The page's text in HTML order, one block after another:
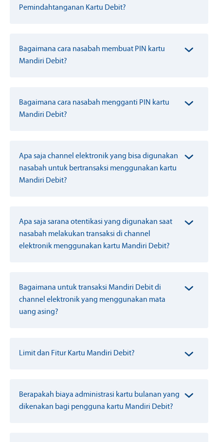
Pemindahtanganan Kartu Debit?
Bagaimana cara nasabah membuat PIN kartu
Mandiri Debit?
Bagaimana cara nasabah mengganti PIN kartu
Mandiri Debit?
Apa saja channel elektronik yang bisa digunakan
nasabah untuk bertransaksi menggunakan kartu
Mandiri Debit?
Apa saja sarana otentikasi yang digunakan saat
nasabah melakukan transaksi di channel
elektronik menggunakan kartu Mandiri Debit?
Bagaimana untuk transaksi Mandiri Debit di
channel elektronik yang menggunakan mata
uang asing?
Limit dan Fitur Kartu Mandiri Debit?
Berapakah biaya administrasi kartu bulanan yang
dikenakan bagi pengguna kartu Mandiri Debit?